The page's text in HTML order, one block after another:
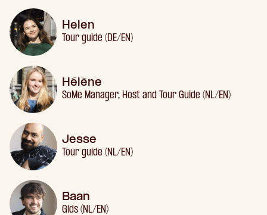
Helen
Tour guide (DE/EN)
Hélène
SoMe Manager, Host and Tour Guide (NL/EN)
Jesse
Tour guide (NL/EN)
Baan
Gids (NL/EN)